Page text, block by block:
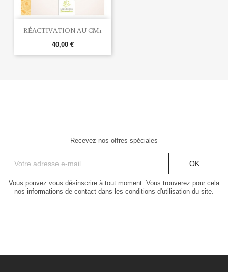
RÉACTIVATION AU CM1
40,00 €
Recevez nos offres spéciales
Vous pouvez vous désinscrire à tout moment. Vous trouverez pour cela
nos informations de contact dans les conditions d'utilisation du site.